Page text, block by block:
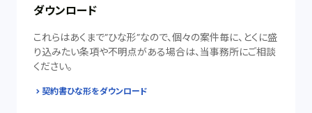
ダウンロード
これらはあくまで”ひな形”なので、個々の案件毎に、とくに盛
り込みたい条項や不明点がある場合は、当事務所にご相談
ください。
契約書ひな形をダウンロード